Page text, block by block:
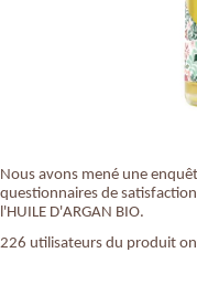
Nous avons mené une
questionnaires de
l'HUILE D'ARGAN BIO.
226 utilisateurs du produit